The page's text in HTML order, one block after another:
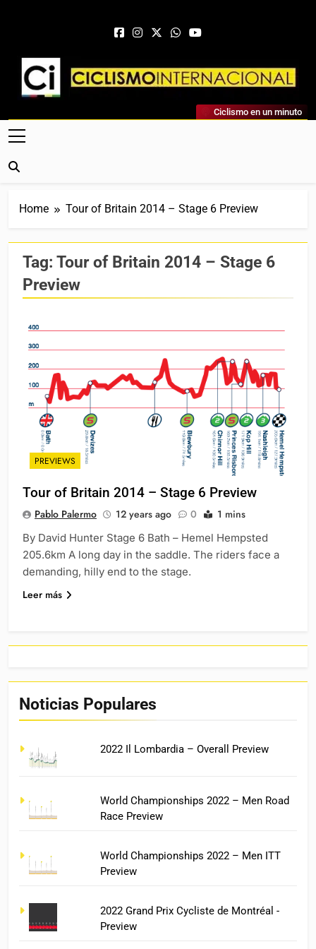
Ciclismo Internacional
Web Dedicada Al Ciclismo Mundial. Entrevistas, Análisis,
Crónicas, Previas Y Más. La Web Ciclista De Referencia.
Ciclismo en un minuto
Home Tour of Britain 2014 – Stage 6 Preview
Tag: Tour of Britain 2014 – Stage 6
Preview
PREVIEWS
Tour of Britain 2014 – Stage 6 Preview
Pablo Palermo 12 years ago 0 1 mins
By David Hunter Stage 6 Bath – Hemel Hempsted
205.6km A long day in the saddle. The riders face a
demanding, hilly end to the stage.
Leer más
Noticias Populares
2022 Il Lombardia – Overall Preview
World Championships 2022 – Men Road
Race Preview
World Championships 2022 – Men ITT
Preview
2022 Grand Prix Cycliste de Montréal -
Preview